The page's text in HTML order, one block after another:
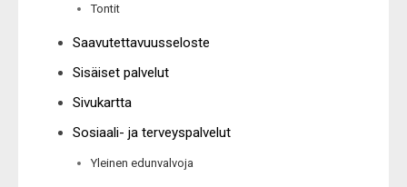
Tontit
Saavutettavuusseloste
Sisäiset palvelut
Sivukartta
Sosiaali- ja terveyspalvelut
Yleinen edunvalvoja